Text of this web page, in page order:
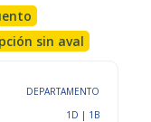
sin aval
DEPARTAMENTO
1D | 1B